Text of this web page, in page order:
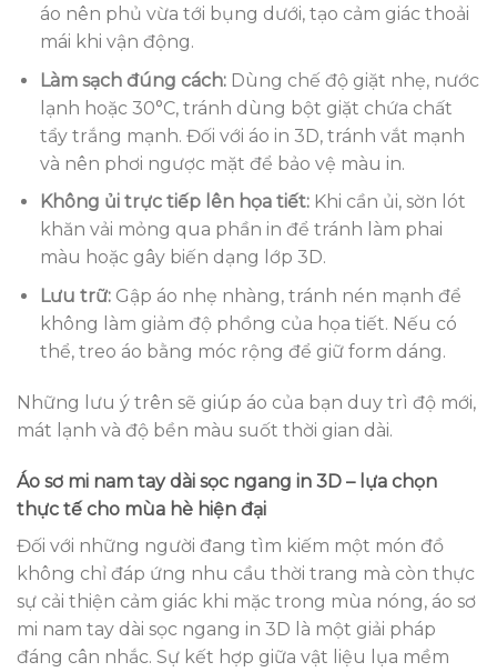
áo nên phủ vừa tới bụng dưới, tạo cảm giác thoải
mái khi vận động.
Làm sạch đúng cách:Dùng chế độ giặt nhẹ, nước
lạnh hoặc 30°C, tránh dùng bột giặt chứa chất
tẩy trắng mạnh. Đối với áo in 3D, tránh vắt mạnh
và nên phơi ngược mặt để bảo vệ màu in.
Không ủi trực tiếp lên họa tiết:Khi cần ủi, sờn lót
khăn vải mỏng qua phần in để tránh làm phai
màu hoặc gây biến dạng lớp 3D.
Lưu trữ:Gập áo nhẹ nhàng, tránh nén mạnh để
không làm giảm độ phồng của họa tiết. Nếu có
thể, treo áo bằng móc rộng để giữ form dáng.
Những lưu ý trên sẽ giúp áo của bạn duy trì độ mới,
mát lạnh và độ bền màu suốt thời gian dài.
Áo sơ mi nam tay dài sọc ngang in 3D – lựa chọn
thực tế cho mùa hè hiện đại
Đối với những người đang tìm kiếm một món đồ
không chỉ đáp ứng nhu cầu thời trang mà còn thực
sự cải thiện cảm giác khi mặc trong mùa nóng, áo sơ
mi nam tay dài sọc ngang in 3D là một giải pháp
đáng cân nhắc. Sự kết hợp giữa vật liệu lụa mềm